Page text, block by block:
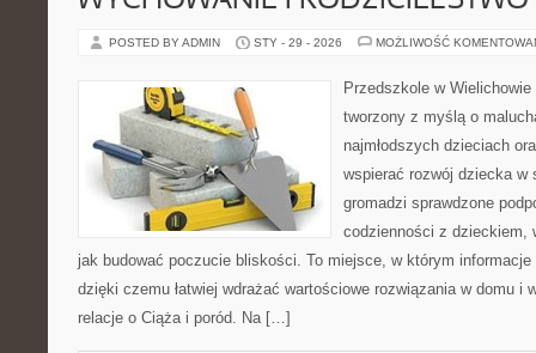
POSTED BY ADMIN STY - 29 - 2026 MOŻLIWOŚĆ
Przedszkole w
tworzony z myślą o
najmłodszych dzieciach
wspierać rozwój dziecka w
gromadzi sprawdzone
codzienności z dzieckiem,
jak budować poczucie bliskości. To miejsce, w którym informacje
dzięki czemu łatwiej wdrażać wartościowe rozwiązania w domu i
relacje o Ciąża i poród. Na […]